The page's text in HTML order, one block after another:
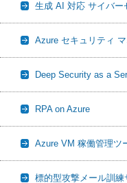
生成 AI 対応 サイバー
Azure セキュリティ
Deep Security as a
RPA on Azure
Azure VM 稼働管理ツ
標的型攻撃メール訓練